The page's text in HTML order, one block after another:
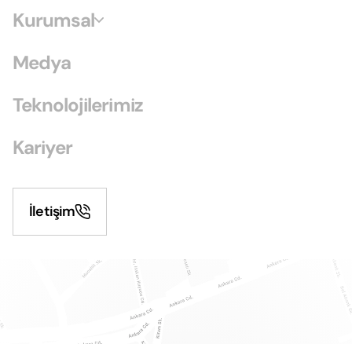
Kurumsal
Medya
Teknolojilerimiz
Kariyer
İletişim